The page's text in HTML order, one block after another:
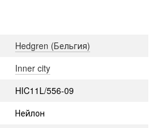
Hedgren (Бельгия)
Inner city
HIC11L/556-09
Нейлон